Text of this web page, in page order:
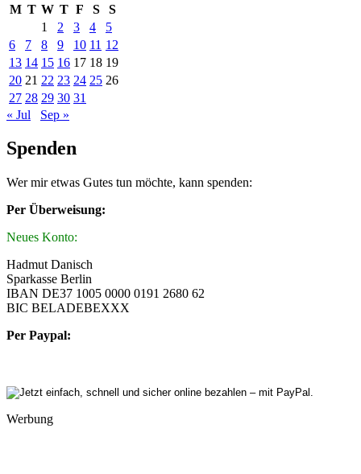
M T W T F S
S
1
2 3 4
5
6
7 8 9 10 11 12
13 14 15 16 17 18 19
20 21 22 23 24 25 26
27 28 29 30 31
« Jul
Sep »
Spenden
Wer mir etwas Gutes tun möchte, kann spenden:
Per Überweisung:
Neues Konto:
Hadmut Danisch
Sparkasse Berlin
IBAN DE37 1005 0000 0191 2680 62
BIC BELADEBEXXX
Per Paypal:
Werbung